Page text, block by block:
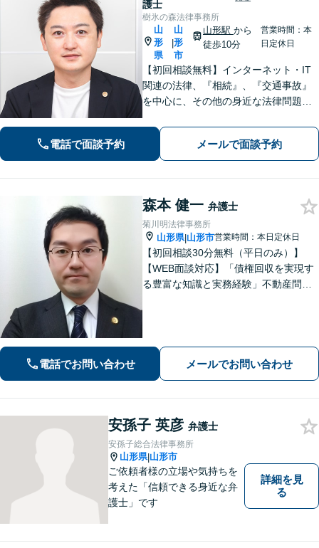
護士
樹氷の森法律事務所
山
形
県
|
山
形
市
山形駅 から
徒歩10分
営業時間：本
日定休日
【初回相談無料】インターネット・IT
関連の法律、『相続』、『交通事故』
を中心に、その他の身近な法律問題も
ず、まずはお気軽にご相談ください
【オンライン相談可能】【完全個室】
【駐車場あり】【山形駅11分】
電話で面談予約 メールで面談予約
森本 健一 弁護士
菊川明法律事務所
山形県|山形市営業時間：本日定休日
【初回相談30分無料（平日のみ）】
【WEB面談対応】「債権回収を実現す
る豊富な知識と実務経験」不動産問
【休日・夜間相談可】
電話でお問い合わせ メールでお問い合わせ
安孫子 英彦 弁護士
安孫子総合法律事務所
山形県|山形市
ご依頼者様の立場や気持ちを
考えた「信頼できる身近な弁
護士」です
詳細を見
る